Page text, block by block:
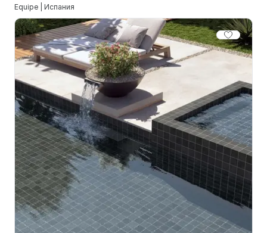
Equipe | Испания